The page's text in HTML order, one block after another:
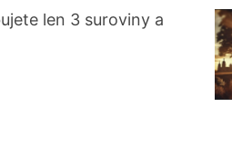
len 3 suroviny a